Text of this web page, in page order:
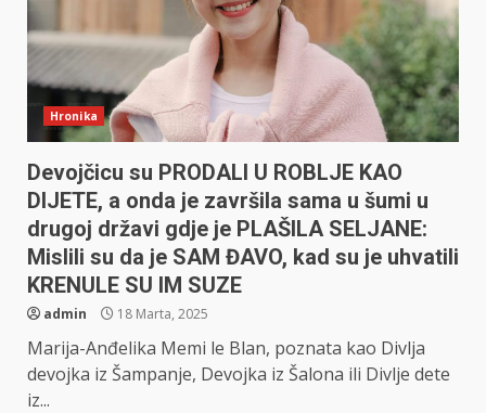
Hronika
Devojčicu su PRODALI U ROBLJE KAO
DIJETE, a onda je završila sama u šumi u
drugoj državi gdje je PLAŠILA SELJANE:
Mislili su da je SAM ĐAVO, kad su je uhvatili
KRENULE SU IM SUZE
admin 18 Marta, 2025
Marija-Anđelika Memi le Blan, poznata kao Divlja
devojka iz Šampanje, Devojka iz Šalona ili Divlje dete
iz...